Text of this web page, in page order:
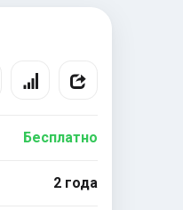
Бесплатно
2 года